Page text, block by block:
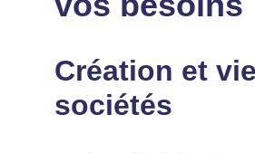
Création et
sociétés